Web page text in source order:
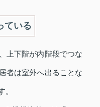
ている
上下階が内階段でつな
者は室外へ出ることな
。